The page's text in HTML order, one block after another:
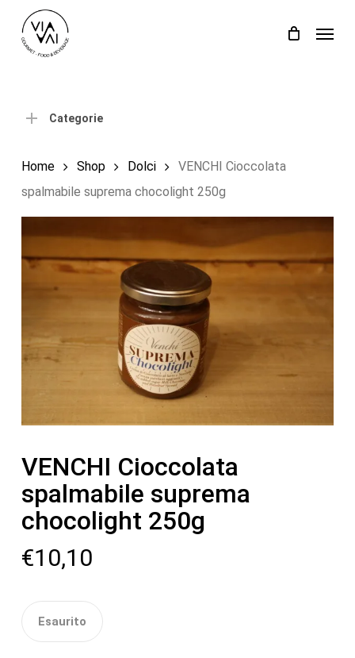
Carrello Close
Categorie
Home Shop Dolci
VENCHI Cioccolata
spalmabile suprema chocolight 250g
VENCHI Cioccolata
spalmabile suprema
chocolight 250g
€10,10
Esaurito